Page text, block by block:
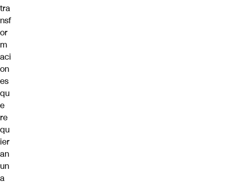
tra
nsf
or
m
aci
on
es
qu
e
re
qu
ier
an
un
a